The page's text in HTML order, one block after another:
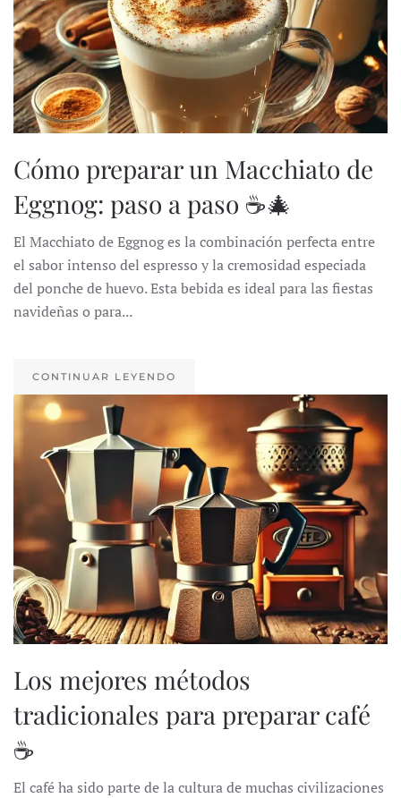
Cómo preparar un Macchiato de
Eggnog: paso a paso ☕🎄
El Macchiato de Eggnog es la combinación perfecta entre
el sabor intenso del espresso y la cremosidad especiada
del ponche de huevo. Esta bebida es ideal para las fiestas
navideñas o para...
CONTINUAR LEYENDO
Los mejores métodos
tradicionales para preparar café
☕
El café ha sido parte de la cultura de muchas civilizaciones